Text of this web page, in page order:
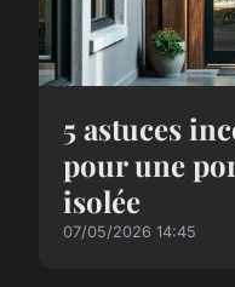
5 astuces
pour une
isolée
07/05/2026 14:45